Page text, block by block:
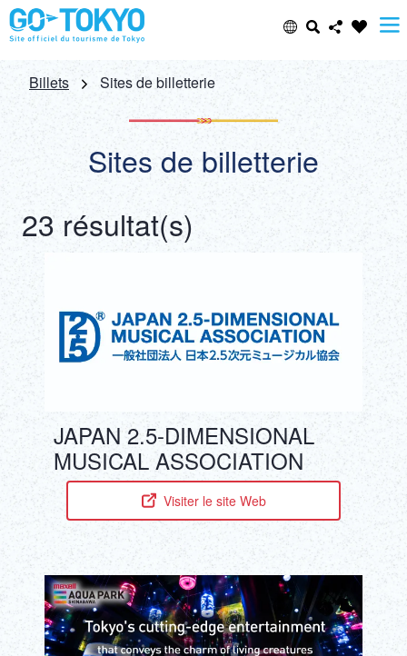
Select Language
日本語
ENGLISH
中文(简体)
한글
ภาษาไทย
DEUTSCH
ITALIANO
ESPAÑOL
FRANÇAIS
Share this page
Email
Copy URL
Billets Sites de billetterie
Sites de billetterie
23 résultat(s)
JAPAN 2.5-DIMENSIONAL
MUSICAL ASSOCIATION
Visiter le site Web